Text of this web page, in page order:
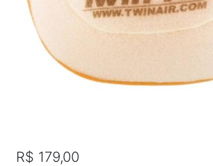
R$ 179,00